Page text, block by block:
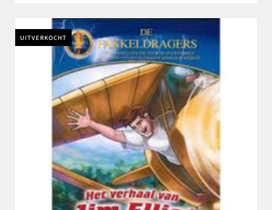
UITVERKOCHT